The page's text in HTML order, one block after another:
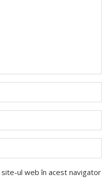
site-ul web în acest navigator